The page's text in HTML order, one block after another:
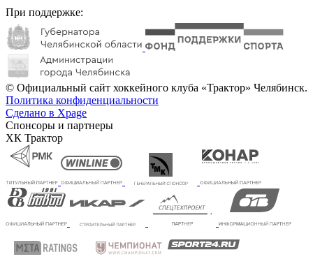
При поддержке:
© Официальный сайт хоккейного клуба «Трактор» Челябинск.
Политика конфиденциальности
Сделано в Xpage
Спонсоры и партнеры
ХК Трактор